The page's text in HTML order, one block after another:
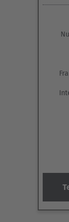
United